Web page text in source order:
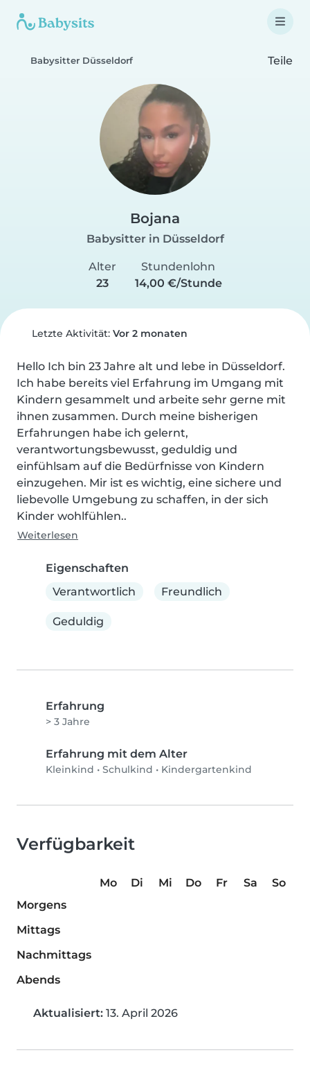
Babysitter Düsseldorf Teile
Bojana
Babysitter in Düsseldorf
Alter
23
Stundenlohn
14,00 €/Stunde
Letzte Aktivität: Vor 2 monaten
Hello Ich bin 23 Jahre alt und lebe in Düsseldorf.
Ich habe bereits viel Erfahrung im Umgang mit
Kindern gesammelt und arbeite sehr gerne mit
ihnen zusammen. Durch meine bisherigen
Erfahrungen habe ich gelernt,
verantwortungsbewusst, geduldig und
einfühlsam auf die Bedürfnisse von Kindern
einzugehen. Mir ist es wichtig, eine sichere und
liebevolle Umgebung zu schaffen, in der sich
Kinder wohlfühlen..
Weiterlesen
Eigenschaften
Verantwortlich
Freundlich
Geduldig
Erfahrung
> 3 Jahre
Erfahrung mit dem Alter
Kleinkind • Schulkind • Kindergartenkind
Verfügbarkeit
Mo Di Mi Do Fr Sa
So
Morgens
Mittags
Nachmittags
Abends
Aktualisiert: 13. April 2026